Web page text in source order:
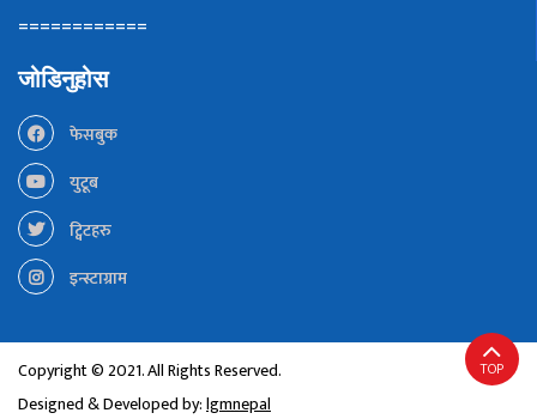
============
जोडिनुहोस
फेसबुक
युटूब
ट्विटहरु
इन्स्टाग्राम
Copyright © 2021. All Rights Reserved.
Designed & Developed by:lgmnepal
TOP